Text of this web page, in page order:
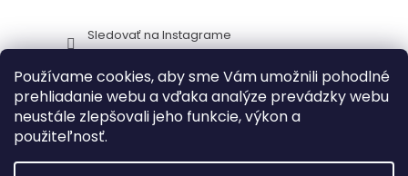
Používame cookies, aby sme Vám umožnili pohodlné
prehliadanie webu a vďaka analýze prevádzky webu
neustále zlepšovali jeho funkcie, výkon a
použiteľnosť.
Sledovať na Instagrame
Stima CZ Zidlestoly_cz